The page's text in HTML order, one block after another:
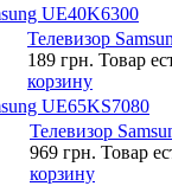
UE40K6300
Телевизор
189 грн. Товар
корзину
UE65KS7080
Телевизор
969 грн. Товар
корзину